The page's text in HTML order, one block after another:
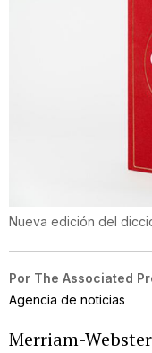
Nueva edición del
Por The Associated
Agencia de noticias
Merriam-